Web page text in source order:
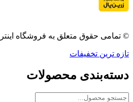
© تمامی حقوق متعلق به فروشگاه
تازه ترین تخفیفات
دسته‌بندی محصولات